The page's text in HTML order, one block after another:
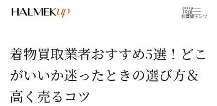
お買物
コンテンツ
着物買取業者おすすめ5選！どこ
がいいか迷ったときの選び方＆
高く売るコツ